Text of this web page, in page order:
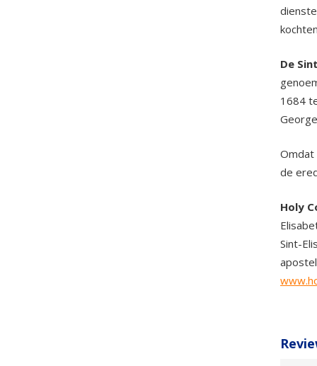
De
1684
Omdat
de
Holy
Sint-